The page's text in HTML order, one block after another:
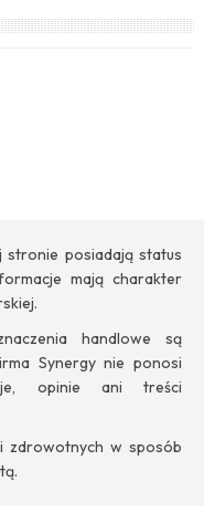
posiadają status
mają charakter
handlowe są
Synergy nie ponosi
opinie ani treści
zdrowotnych w sposób